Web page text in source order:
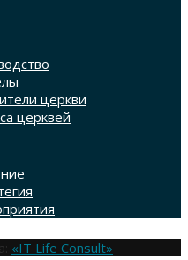
церкви
церквей
«IT Life Consult»